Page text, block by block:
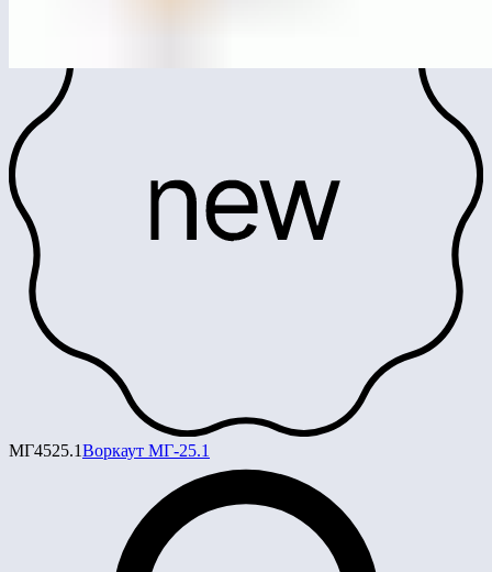
МГ4525.1Воркаут МГ-25.1